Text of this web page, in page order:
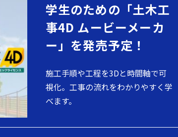
学生のための「土木工
事4D ムービーメーカ
ー」を発売予定！
施工手順や工程を3Dと時間軸で可
視化。工事の流れをわかりやすく学
べます。